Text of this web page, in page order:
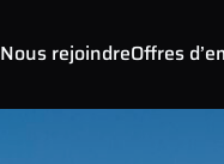
Nous rejoindreOffres